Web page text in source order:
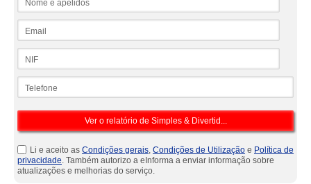
Li e aceito as Condições gerais, Condições de Utilização e Política de
privacidade. Também autorizo a eInforma a enviar informação sobre
atualizações e melhorias do serviço.